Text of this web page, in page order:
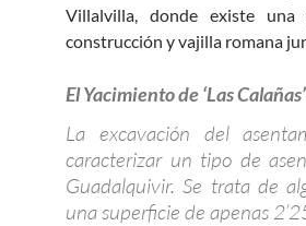
Villalvilla, donde existe
construcción y vajilla romana
El Yacimiento de ‘Las
La excavación del
caracterizar un tipo de
Guadalquivir. Se trata de
una superficie de apenas